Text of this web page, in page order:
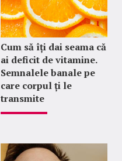
Cum să îți dai seama că
ai deficit de vitamine.
Semnalele banale pe
care corpul ți le
transmite